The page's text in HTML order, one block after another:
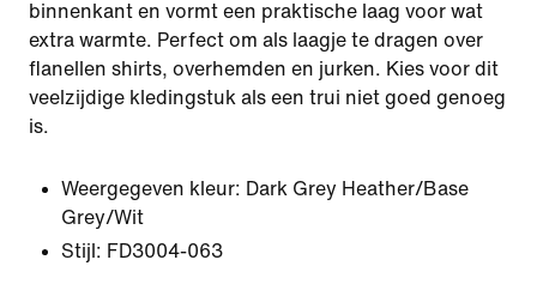
binnenkant en vormt een praktische laag voor wat
extra warmte. Perfect om als laagje te dragen over
flanellen shirts, overhemden en jurken. Kies voor dit
veelzijdige kledingstuk als een trui niet goed genoeg
is.
Weergegeven kleur: Dark Grey Heather/Base
Grey/Wit
Stijl: FD3004-063